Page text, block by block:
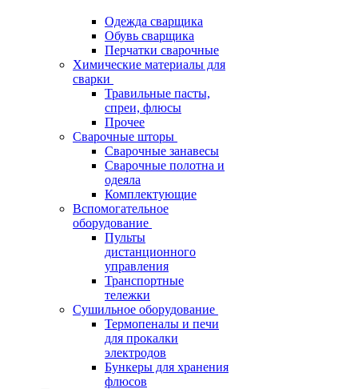
Одежда сварщика
Обувь сварщика
Перчатки сварочные
Химические материалы для
сварки
Травильные пасты,
спреи, флюсы
Прочее
Сварочные шторы
Сварочные занавесы
Сварочные полотна и
одеяла
Комплектующие
Вспомогательное
оборудование
Пульты
дистанционного
управления
Транспортные
тележки
Сушильное оборудование
Термопеналы и печи
для прокалки
электродов
Бункеры для хранения
флюсов